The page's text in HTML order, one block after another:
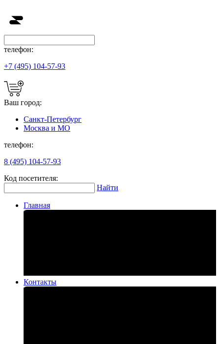
телефон:
+7 (495) 104-57-93
Ваш город:
Санкт-Петербург
Москва и МО
телефон:
8 (495) 104-57-93
Код посетителя:
Найти
Главная
Контакты